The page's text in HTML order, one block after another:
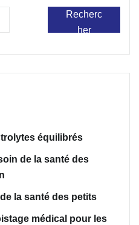
Recherc
her
équilibrés
de la santé des
la santé des petits
médical pour les